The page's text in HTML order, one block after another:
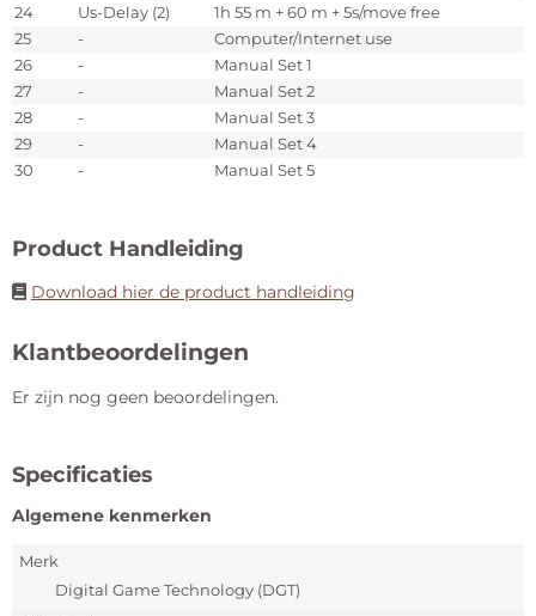
24
Us-Delay (2)
1h 55 m + 60 m + 5s/move free
25
-
Computer/Internet use
26
-
Manual Set 1
27
-
Manual Set 2
28
-
Manual Set 3
29
-
Manual Set 4
30
- Manual Set 5
Product Handleiding
Download hier de product handleiding
Klantbeoordelingen
Er zijn nog geen beoordelingen.
Specificaties
Algemene kenmerken
Merk
Digital Game Technology (DGT)